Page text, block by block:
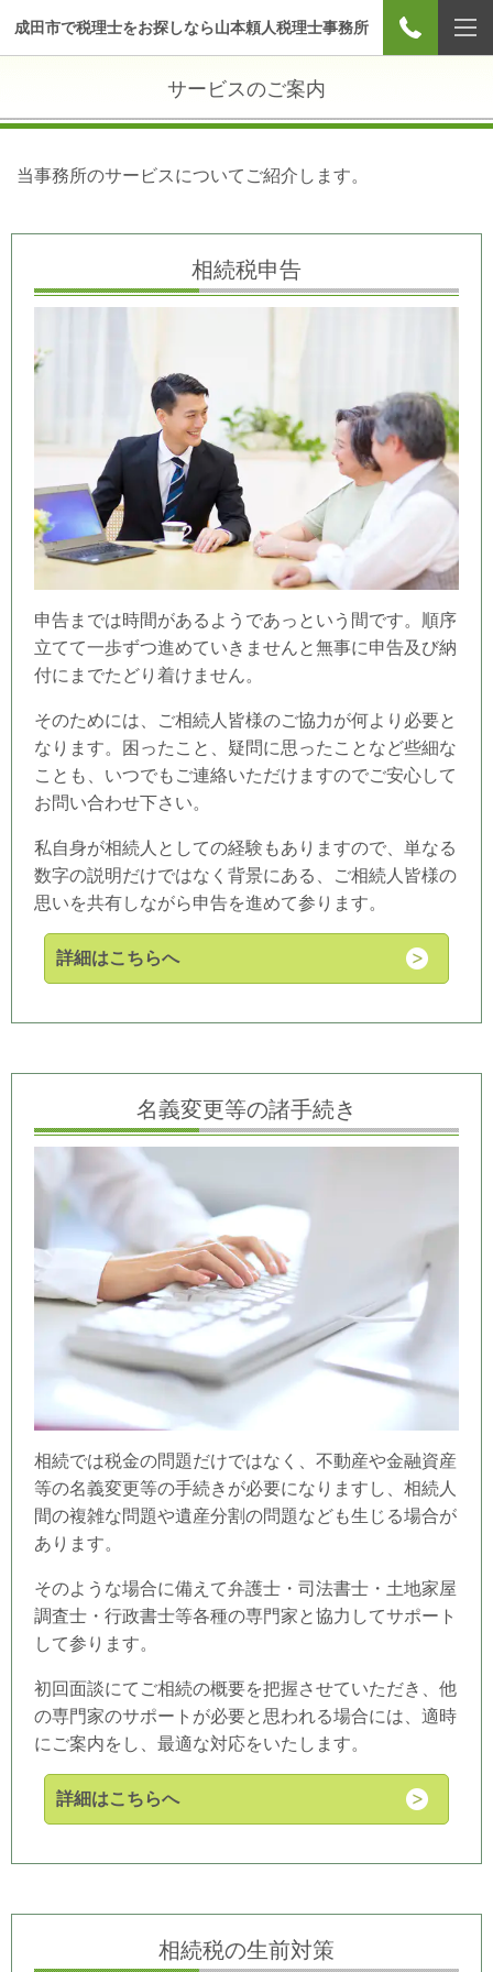
成田市で税理士をお探しなら山本頼人税理士事務所
サービスのご案内
当事務所のサービスについてご紹介します。
相続税申告
申告までは時間があるようであっという間です。順序
立てて一歩ずつ進めていきませんと無事に申告及び納
付にまでたどり着けません。
そのためには、ご相続人皆様のご協力が何より必要と
なります。困ったこと、疑問に思ったことなど些細な
ことも、いつでもご連絡いただけますのでご安心して
お問い合わせ下さい。
私自身が相続人としての経験もありますので、単なる
数字の説明だけではなく背景にある、ご相続人皆様の
思いを共有しながら申告を進めて参ります。
詳細はこちらへ
名義変更等の諸手続き
相続では税金の問題だけではなく、不動産や金融資産
等の名義変更等の手続きが必要になりますし、相続人
間の複雑な問題や遺産分割の問題なども生じる場合が
あります。
そのような場合に備えて弁護士・司法書士・土地家屋
調査士・行政書士等各種の専門家と協力してサポート
して参ります。
初回面談にてご相続の概要を把握させていただき、他
の専門家のサポートが必要と思われる場合には、適時
にご案内をし、最適な対応をいたします。
詳細はこちらへ
相続税の生前対策